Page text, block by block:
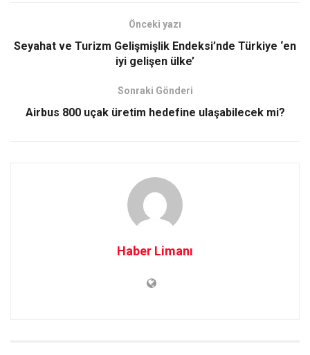
Önceki yazı
Seyahat ve Turizm Gelişmişlik Endeksi’nde Türkiye ‘en
iyi gelişen ülke’
Sonraki Gönderi
Airbus 800 uçak üretim hedefine ulaşabilecek mi?
Haber Limanı